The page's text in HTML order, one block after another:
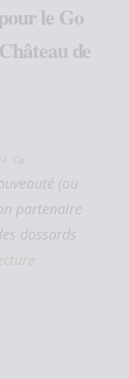
le Go
de
(ou
partenaire
dossards